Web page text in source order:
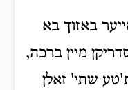
באזוך בא
מיין ברכה,
שתי' זאלן